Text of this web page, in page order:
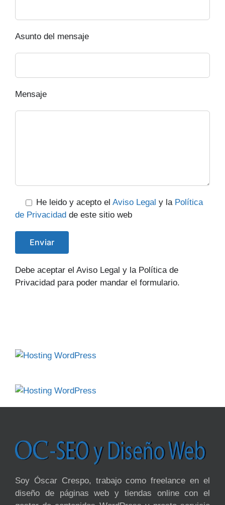
Asunto del mensaje
Mensaje
He leido y acepto el Aviso Legal y la Política
de Privacidad de este sitio web
Debe aceptar el Aviso Legal y la Política de
Privacidad para poder mandar el formulario.
Soy Óscar Crespo, trabajo como freelance en el
diseño de páginas web y tiendas online con el